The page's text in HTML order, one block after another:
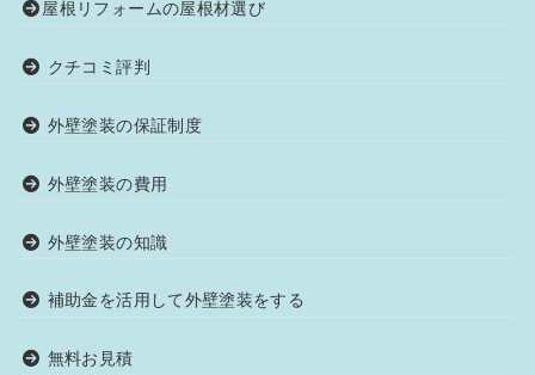
屋根リフォームの屋根材選び
クチコミ評判
外壁塗装の保証制度
外壁塗装の費用
外壁塗装の知識
補助金を活用して外壁塗装をする
無料お見積